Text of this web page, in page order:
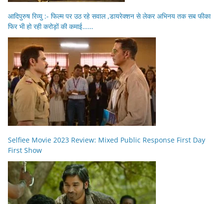
आदिपुरुष रिव्यु :- फिल्म पर उठ रहे सवाल ,डायरेक्शन से लेकर अभिनय तक सब फीका
फिर भी हो रही करोड़ों की कमाई……
Selfiee Movie 2023 Review: Mixed Public Response First Day
First Show